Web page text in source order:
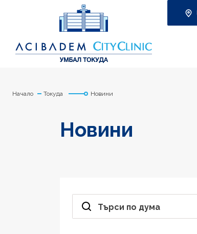
Начало Токуда Новини
Новини
Търси по дума